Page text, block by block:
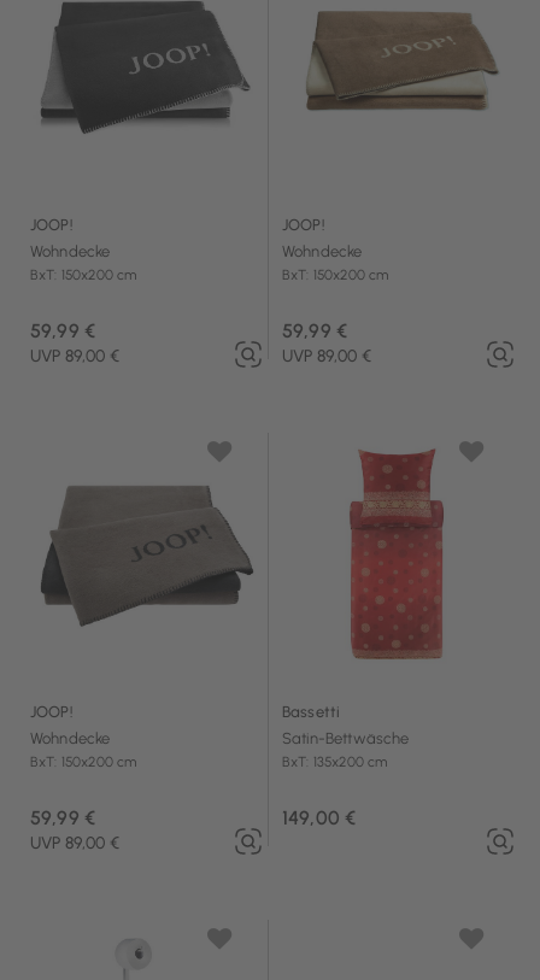
JOOP!
Wohndecke
BxT: 150x200 cm
59,99 €
UVP 89,00 €
JOOP!
Wohndecke
BxT: 150x200 cm
59,99 €
UVP 89,00 €
JOOP!
Wohndecke
BxT: 150x200 cm
59,99 €
UVP 89,00 €
Bassetti
Satin-Bettwäsche
BxT: 135x200 cm
149,00 €